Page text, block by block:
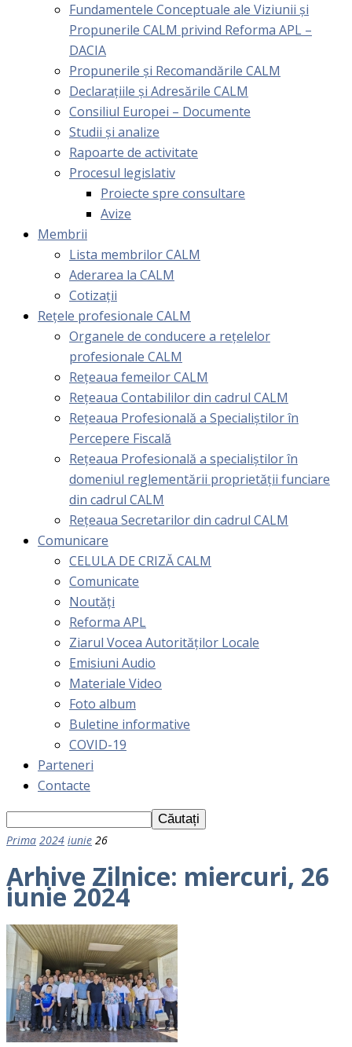
Fundamentele Conceptuale ale Viziunii și
Propunerile CALM privind Reforma APL –
DACIA
Propunerile și Recomandările CALM
Declarațiile și Adresările CALM
Consiliul Europei – Documente
Studii și analize
Rapoarte de activitate
Procesul legislativ
Proiecte spre consultare
Avize
Membrii
Lista membrilor CALM
Aderarea la CALM
Cotizaţii
Rețele profesionale CALM
Organele de conducere a rețelelor
profesionale CALM
Rețeaua femeilor CALM
Rețeaua Contabililor din cadrul CALM
Rețeaua Profesională a Specialiștilor în
Percepere Fiscală
Reţeaua Profesională a specialiştilor în
domeniul reglementării proprietăţii funciare
din cadrul CALM
Rețeaua Secretarilor din cadrul CALM
Comunicare
CELULA DE CRIZĂ CALM
Comunicate
Noutăți
Reforma APL
Ziarul Vocea Autorităților Locale
Emisiuni Audio
Materiale Video
Foto album
Buletine informative
COVID-19
Parteneri
Contacte
Prima 2024 iunie 26
Arhive Zilnice: miercuri, 26
iunie 2024